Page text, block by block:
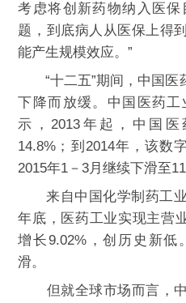
考虑将创新药物纳入医
题，到底病人从医保上得
能产生规模效应。”
“十二五”期间，中国医
下降而放缓。中国医药
示，2013年起，中国
14.8%；到2014年，该数
2015年1－3月继续下滑至
来自中国化学制药工业
年底，医药工业实现主营
增长9.02%，创历史新
滑。
但就全球市场而言，中